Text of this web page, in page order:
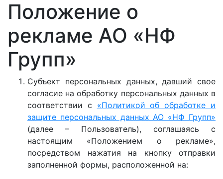
Положение о
рекламе АО «НФ
Групп»
Субъект персональных данных, давший свое
согласие на обработку персональных данных в
соответствии с «Политикой об обработке и
защите персональных данных АО «НФ Групп»
(далее – Пользователь), соглашаясь с
настоящим «Положением о рекламе»,
посредством нажатия на кнопку отправки
заполненной формы, расположенной на: